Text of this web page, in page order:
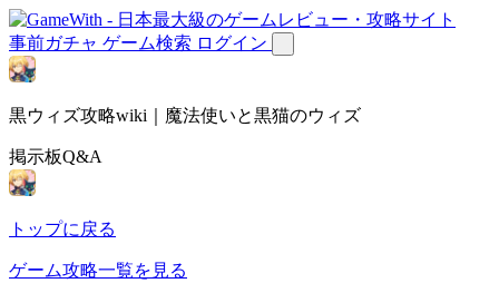
事前ガチャ ゲーム検索 ログイン
黒ウィズ攻略wiki｜魔法使いと黒猫のウィズ
掲示板Q&A
トップに戻る
ゲーム攻略一覧を見る